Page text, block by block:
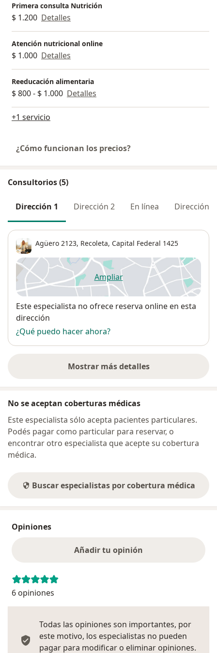
Primera consulta Nutrición
$ 1.200 Detalles
Atención nutricional online
$ 1.000 Detalles
Reeducación alimentaria
$ 800 - $ 1.000 Detalles
+1 servicio
¿Cómo funcionan los precios?
Consultorios (5)
Dirección 1 Dirección 2 En línea Dirección 3
Agüero 2123, Recoleta, Capital Federal 1425
Ampliarse abre en una nueva
Disponibilidad
Este especialista no ofrece reserva online en esta
dirección
¿Qué puedo hacer ahora?
Mostrar más detalles
sobre la dirección
No se aceptan coberturas médicas
Este especialista sólo acepta pacientes particulares.
Podés pagar como particular para reservar, o
encontrar otro especialista que acepte su cobertura
médica.
Buscar especialistas por cobertura médica
Opiniones
Añadir tu opinión
6 opiniones
Todas las opiniones son importantes, por
este motivo, los especialistas no pueden
pagar para modificar o eliminar opiniones.